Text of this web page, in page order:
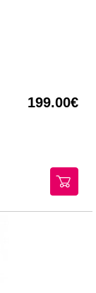
199.00